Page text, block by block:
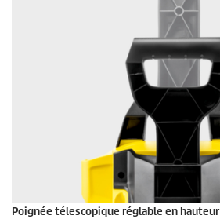
Poignée télescopique réglable en hauteur